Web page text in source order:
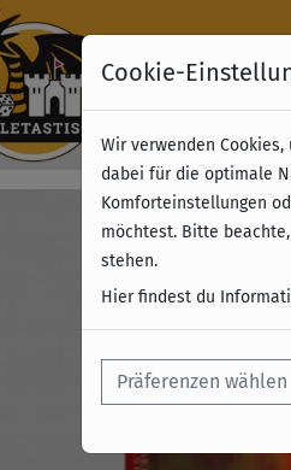
Kostenloser
Cookie-
Wir verwenden
dabei für die optimale
Komforteinstellungen
möchtest. Bitte
stehen.
Hier findest du
Präferenzen wählen